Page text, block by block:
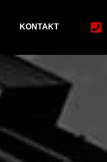
KONTAKT